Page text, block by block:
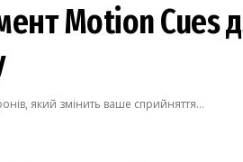
Motion Cues
який змінить ваше сприйняття...